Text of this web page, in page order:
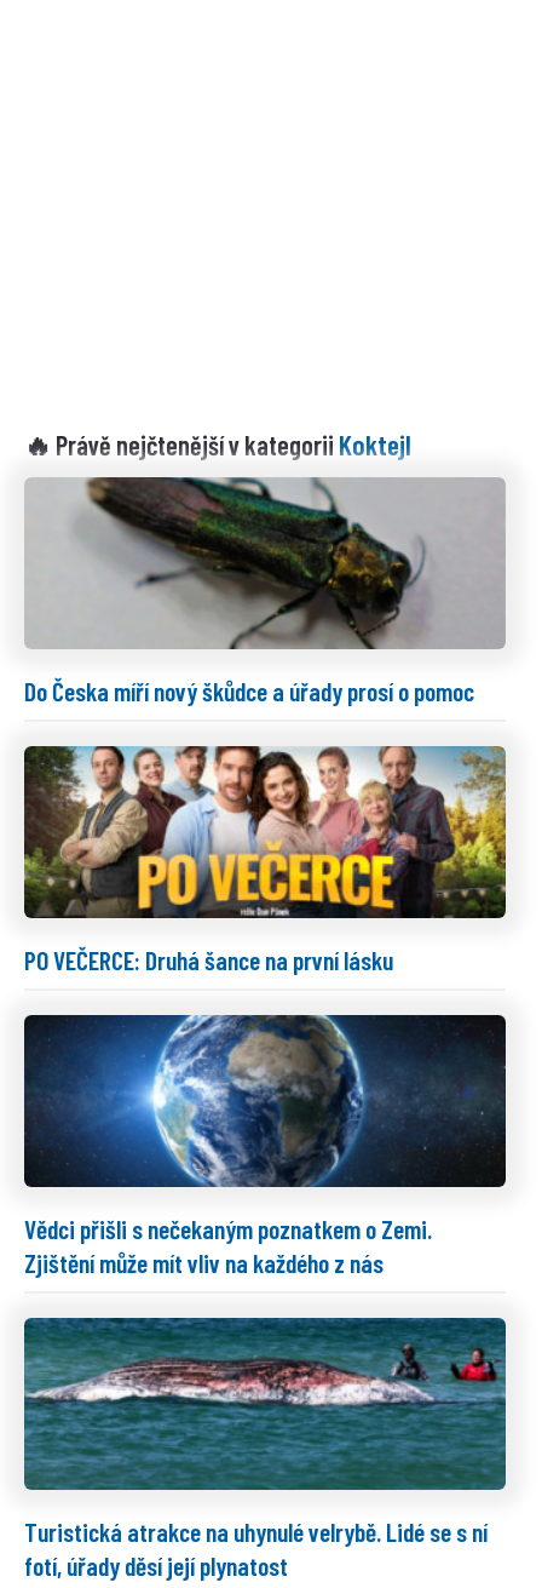
🔥 Právě nejčtenější v kategorii Koktejl
Do Česka míří nový škůdce a úřady prosí o pomoc
PO VEČERCE: Druhá šance na první lásku
Vědci přišli s nečekaným poznatkem o Zemi.
Zjištění může mít vliv na každého z nás
Turistická atrakce na uhynulé velrybě. Lidé se s ní
fotí, úřady děsí její plynatost